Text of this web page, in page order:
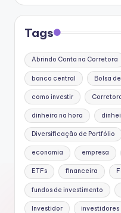
Tags
Abrindo Conta na Corretora
banco central Bolsa
como investir
dinheiro na hora
Diversificação de Portfólio
economia empresa
ETFs financeira
fundos de investimento
Investidor investidores